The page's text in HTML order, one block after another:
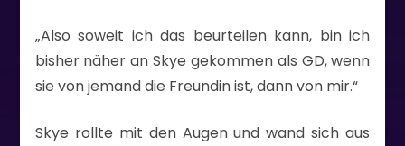
„Also soweit ich das beurteilen kann, bin ich
bisher näher an Skye gekommen als GD, wenn
sie von jemand die Freundin ist, dann von mir.“
Skye rollte mit den Augen und wand sich aus